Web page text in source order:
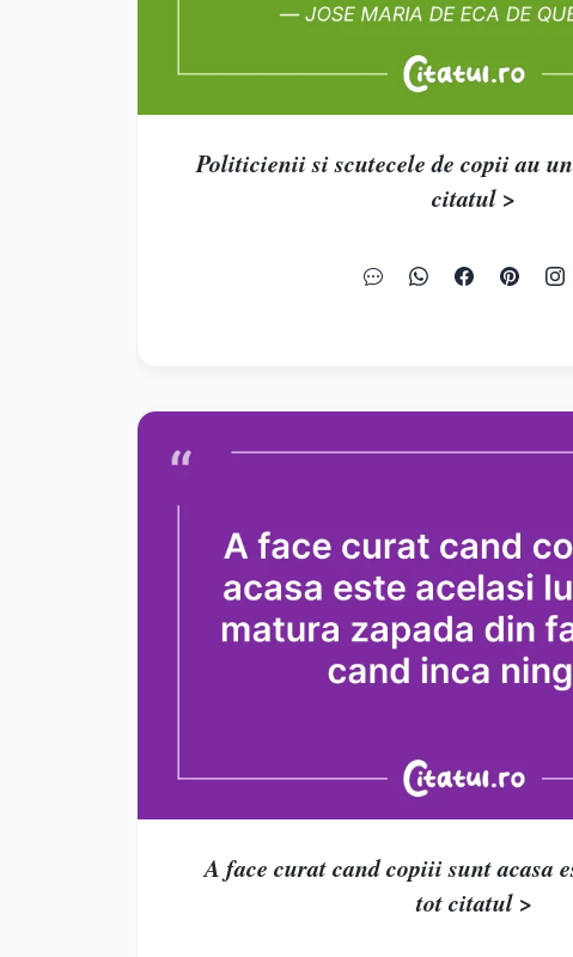
Politicienii si scutecele de copii au
citatul >
A face curat cand copiii sunt acasa
tot citatul >